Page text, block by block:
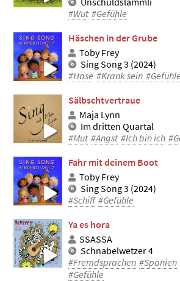
#Wut #Gefühle
Häschen in der Grube
Toby Frey
Sing Song 3 (2024)
#Hase #Krank sein #Gefühle
Sälbschtvertraue
Maja Lynn
Im dritten Quartal
#Mut #Angst #Ich bin ich
Fahr mit deinem Boot
Toby Frey
Sing Song 3 (2024)
#Schiff #Gefühle
Ya es hora
SSASSA
Schnabelwetzer 4
#Fremdsprachen #Spanien
#Gefühle